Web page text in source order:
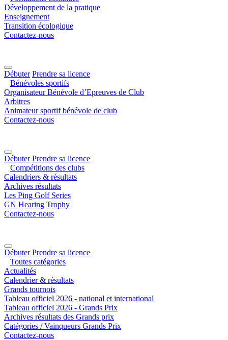
Développement de la pratique
Enseignement
Transition écologique
Contactez-nous
Débuter Prendre sa licence
Bénévoles sportifs
Organisateur Bénévole d’Epreuves de Club
Arbitres
Animateur sportif bénévole de club
Contactez-nous
Débuter Prendre sa licence
Compétitions des clubs
Calendriers & résultats
Archives résultats
Les Ping Golf Series
GN Hearing Trophy
Contactez-nous
Débuter Prendre sa licence
Toutes catégories
Actualités
Calendrier & résultats
Grands tournois
Tableau officiel 2026 - national et international
Tableau officiel 2026 - Grands Prix
Archives résultats des Grands prix
Catégories / Vainqueurs Grands Prix
Contactez-nous